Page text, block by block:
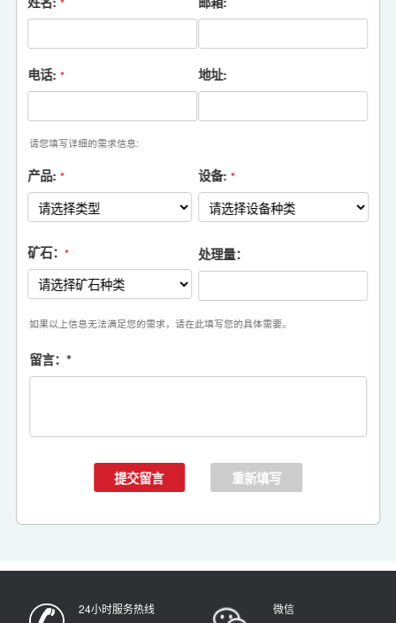
电话: * 地址:
请您填写详细的需求信息:
产品: * 设备: *
矿石： * 处理量：
如果以上信息无法满足您的需求，请在此填写您的具体需要。
留言：*
24小时服务热线 微信